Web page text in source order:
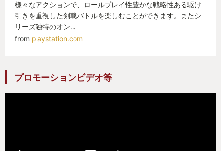
ゲーか。最高だな。」私はこのゲームの虜になって
いた。あのDARKSOUL３を売ってから約１年。私は
死にゲーにハマった。
それから私は色々な死にゲーをプレイした。ホロ
様々なアクションで、ロールプレイ性豊かな戦略性ある駆け
引きを重視した剣戟バトルを楽しむことができます。またシ
リーズ独特のオン…
from playstation.com
プロモーションビデオ等